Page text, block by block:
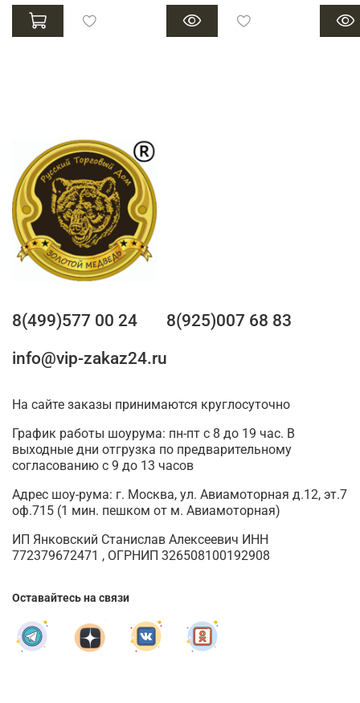
8(499)577 00 24
8(925)007 68 83
info@vip-zakaz24.ru
На сайте заказы принимаются круглосуточно
График работы шоурума: пн-пт с 8 до 19 час. В
выходные дни отгрузка по предварительному
согласованию с 9 до 13 часов
Адрес шоу-рума: г. Москва, ул. Авиамоторная д.12, эт.7
оф.715 (1 мин. пешком от м. Авиамоторная)
ИП Янковский Станислав Алексеевич ИНН
772379672471 , ОГРНИП 326508100192908
Оставайтесь на связи